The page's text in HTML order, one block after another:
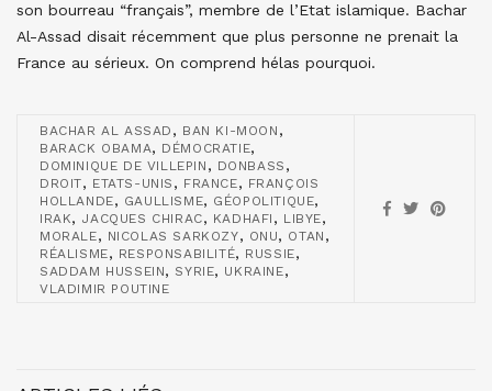
son bourreau “français”, membre de l’Etat islamique. Bachar
Al-Assad disait récemment que plus personne ne prenait la
France au sérieux. On comprend hélas pourquoi.
BACHAR AL ASSAD , BAN KI-MOON ,
BARACK OBAMA, DÉMOCRATIE,
DOMINIQUE DE VILLEPIN , DONBASS ,
DROIT, ETATS-UNIS , FRANCE, FRANÇOIS
HOLLANDE, GAULLISME, GÉOPOLITIQUE,
IRAK, JACQUES CHIRAC, KADHAFI , LIBYE,
MORALE, NICOLAS SARKOZY, ONU, OTAN ,
RÉALISME, RESPONSABILITÉ, RUSSIE,
SADDAM HUSSEIN, SYRIE, UKRAINE,
VLADIMIR POUTINE